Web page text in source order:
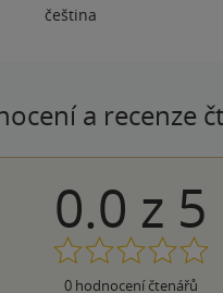
čeština
a recenze
0.0 z 5
0hodnocení čtenářů